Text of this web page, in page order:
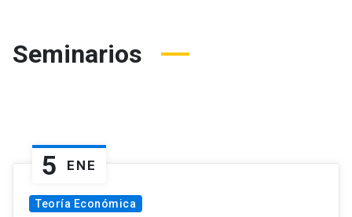
Seminarios
5 ENE
Teoría Económica